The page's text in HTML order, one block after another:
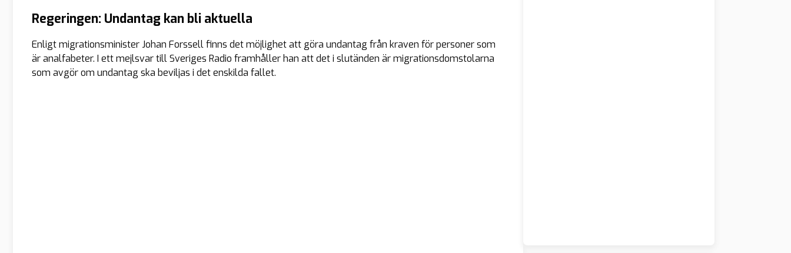
Regeringen: Undantag kan bli aktuella
Enligt migrationsminister Johan Forssell finns det möjlighet att göra undantag från kraven för personer som
är analfabeter. I ett mejlsvar till Sveriges Radio framhåller han att det i slutänden är migrationsdomstolarna
som avgör om undantag ska beviljas i det enskilda fallet.